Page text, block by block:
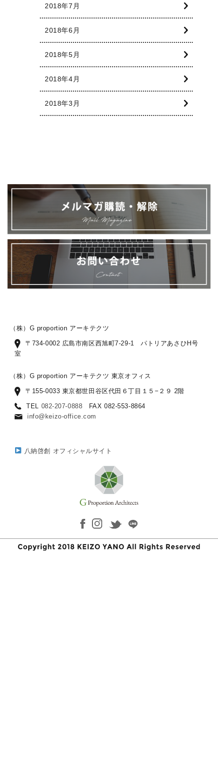
2018年7月
2018年6月
2018年5月
2018年4月
2018年3月
（株）G proportion アーキテクツ
〒734-0002 広島市南区西旭町7-29-1 パトリアあさひH号
室
（株）G proportion アーキテクツ 東京オフィス
〒155-0033 東京都世田谷区代田６丁目１５−２９ 2階
TEL 082-207-0888 FAX 082-553-8864
info@keizo-office.com
八納啓創 オフィシャルサイト